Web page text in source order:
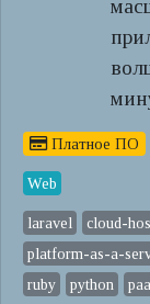
Платное ПО
Web
laravel cloud-
platform-as-a-
ruby
python